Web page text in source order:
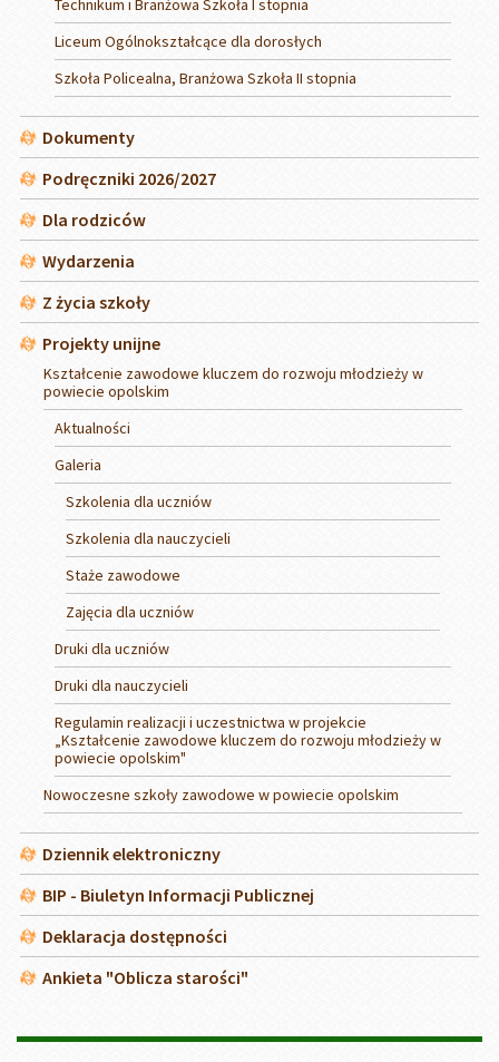
Technikum i Branżowa Szkoła I stopnia
Liceum Ogólnokształcące dla dorosłych
Szkoła Policealna, Branżowa Szkoła II stopnia
Dokumenty
Podręczniki 2026/2027
Dla rodziców
Wydarzenia
Z życia szkoły
Projekty unijne
Kształcenie zawodowe kluczem do rozwoju młodzieży w
powiecie opolskim
Aktualności
Galeria
Szkolenia dla uczniów
Szkolenia dla nauczycieli
Staże zawodowe
Zajęcia dla uczniów
Druki dla uczniów
Druki dla nauczycieli
Regulamin realizacji i uczestnictwa w projekcie
„Kształcenie zawodowe kluczem do rozwoju młodzieży w
powiecie opolskim"
Nowoczesne szkoły zawodowe w powiecie opolskim
Dziennik elektroniczny
BIP - Biuletyn Informacji Publicznej
Deklaracja dostępności
Ankieta "Oblicza starości"